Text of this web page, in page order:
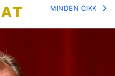
MINDEN CIKK